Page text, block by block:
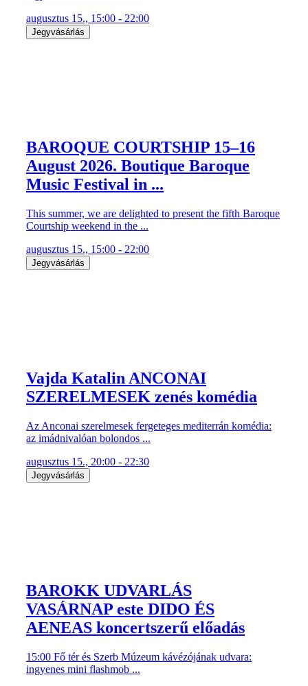
augusztus 15., 15:00 - 22:00
Jegyvásárlás
BAROQUE COURTSHIP 15–16
August 2026. Boutique Baroque
Music Festival in ...
This summer, we are delighted to present the fifth Baroque
Courtship weekend in the ...
augusztus 15., 15:00 - 22:00
Jegyvásárlás
Vajda Katalin ANCONAI
SZERELMESEK zenés komédia
Az Anconai szerelmesek fergeteges mediterrán komédia:
az imádnivalóan bolondos ...
augusztus 15., 20:00 - 22:30
Jegyvásárlás
BAROKK UDVARLÁS
VASÁRNAP este DIDO ÉS
AENEAS koncertszerű előadás
15:00 Fő tér és Szerb Múzeum kávézójának udvara:
ingyenes mini flashmob ...